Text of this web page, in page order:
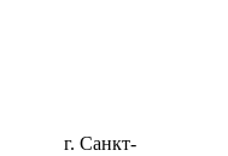
г. Санкт-